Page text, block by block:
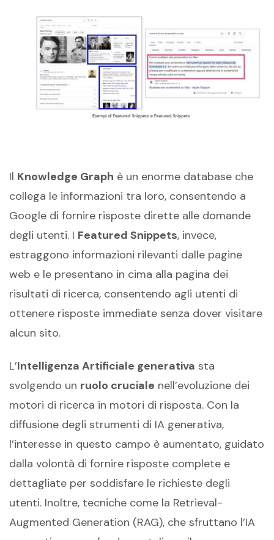
Il Knowledge Graph è un enorme database che
collega le informazioni tra loro, consentendo a
Google di fornire risposte dirette alle domande
degli utenti. I Featured Snippets, invece,
estraggono informazioni rilevanti dalle pagine
web e le presentano in cima alla pagina dei
risultati di ricerca, consentendo agli utenti di
ottenere risposte immediate senza dover visitare
alcun sito.
L’Intelligenza Artificiale generativa sta
svolgendo un ruolo cruciale nell’evoluzione dei
motori di ricerca in motori di risposta. Con la
diffusione degli strumenti di IA generativa,
l’interesse in questo campo è aumentato, guidato
dalla volontà di fornire risposte complete e
dettagliate per soddisfare le richieste degli
utenti. Inoltre, tecniche come la Retrieval-
Augmented Generation (RAG), che sfruttano l’IA